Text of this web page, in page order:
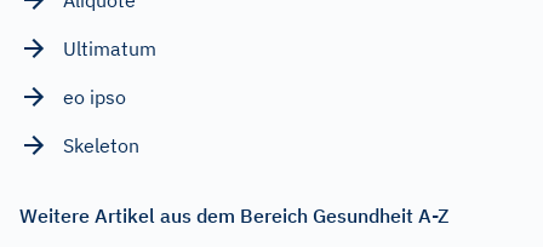
Ultimatum
eo ipso
Skeleton
Weitere Artikel aus dem Bereich Gesundheit A-Z